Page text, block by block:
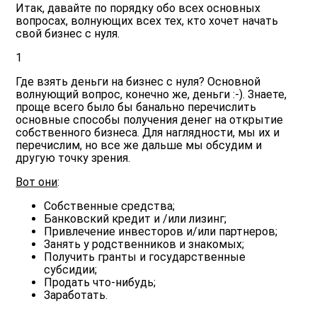
Итак, давайте по порядку обо всех основных
вопросах, волнующих всех тех, кто хочет начать
свой бизнес с нуля.
1
Где взять деньги на бизнес с нуля? Основной
волнующий вопрос, конечно же, деньги :-). Знаете,
проще всего было бы банально перечислить
основные способы получения денег на открытие
собственного бизнеса. Для наглядности, мы их и
перечислим, но все же дальше мы обсудим и
другую точку зрения.
Вот они:
Собственные средства;
Банковский кредит и /или лизинг;
Привлечение инвесторов и/или партнеров;
Занять у родственников и знакомых;
Получить гранты и государственные
субсидии;
Продать что-нибудь;
Заработать.